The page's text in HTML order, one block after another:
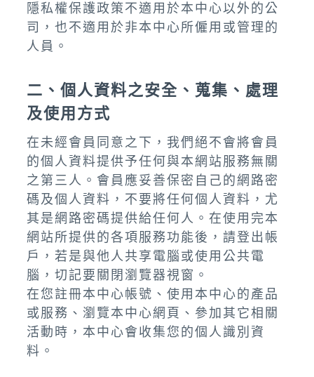
隱私權保護政策不適用於本中心以外的公
司，也不適用於非本中心所僱用或管理的
人員。
二、個人資料之安全、蒐集、處理
及使用方式
在未經會員同意之下，我們絕不會將會員
的個人資料提供予任何與本網站服務無關
之第三人。會員應妥善保密自己的網路密
碼及個人資料，不要將任何個人資料，尤
其是網路密碼提供給任何人。在使用完本
網站所提供的各項服務功能後，請登出帳
戶，若是與他人共享電腦或使用公共電
腦，切記要關閉瀏覽器視窗。
在您註冊本中心帳號、使用本中心的產品
或服務、瀏覽本中心網頁、參加其它相關
活動時，本中心會收集您的個人識別資
料。